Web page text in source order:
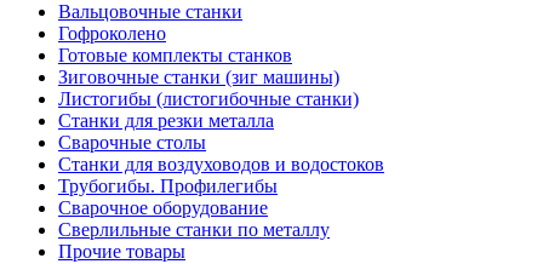
Вальцовочные станки
Гофроколено
Готовые комплекты станков
Зиговочные станки (зиг машины)
Листогибы (листогибочные станки)
Станки для резки металла
Сварочные столы
Станки для воздуховодов и водостоков
Трубогибы. Профилегибы
Сварочное оборудование
Сверлильные станки по металлу
Прочие товары